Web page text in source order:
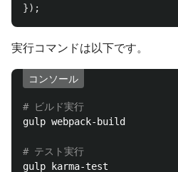
});
実行コマンドは以下です。
コンソール
# ビルド実行
gulp webpack-build
# テスト実行